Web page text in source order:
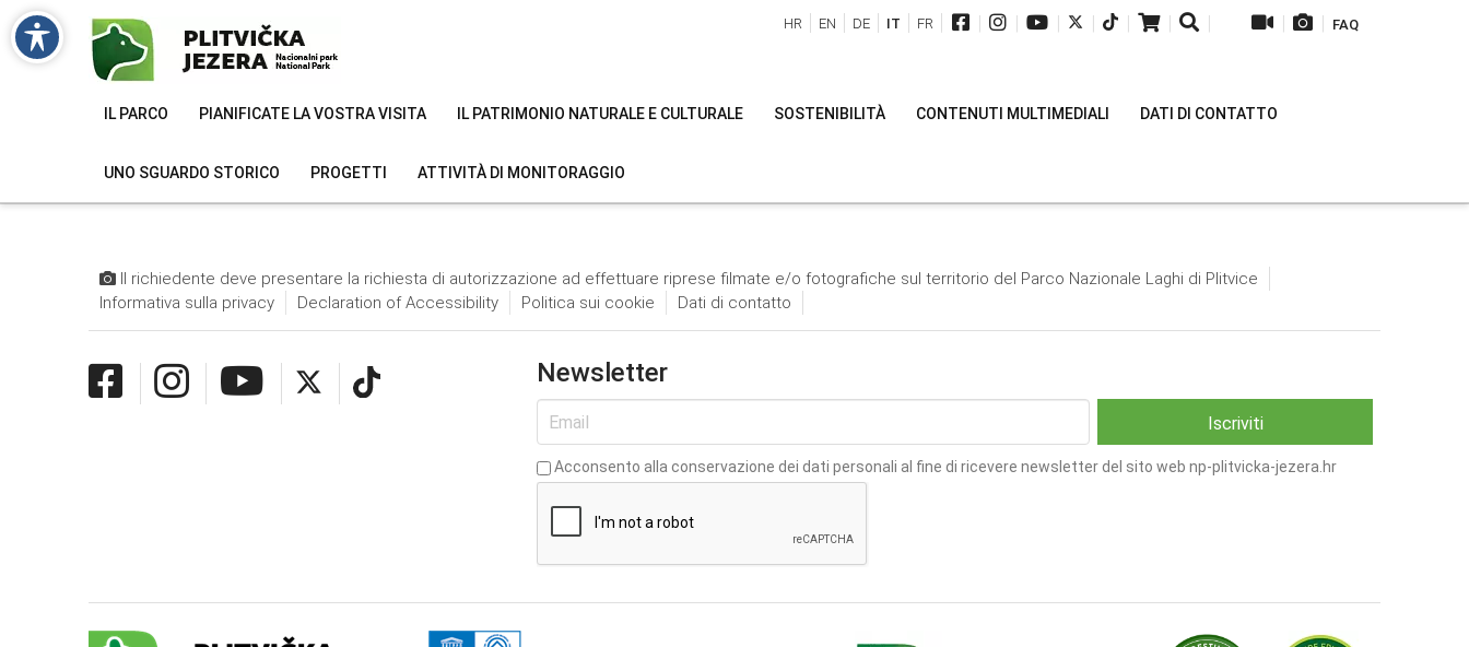
| | | | | | | | | FAQ
HR EN DE IT FR
IL PARCO PIANIFICATE LA VOSTRA VISITA IL PATRIMONIO NATURALE E CULTURALE SOSTENIBILITÀ CONTENUTI MULTIMEDIALI DATI DI CONTATTO
UNO SGUARDO STORICO PROGETTI ATTIVITÀ DI MONITORAGGIO
Il richiedente deve presentare la richiesta di autorizzazione ad effettuare riprese filmate e/o fotografiche sul territorio del Parco Nazionale Laghi di Plitvice
Informativa sulla privacy
Declaration of Accessibility Politica sui cookie Dati di contatto
Newsletter
Acconsento alla conservazione dei dati personali al fine di ricevere newsletter del sito web np-plitvicka-jezera.hr